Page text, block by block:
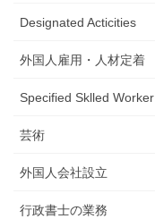
Designated Acticities
外国人雇用・人材定着
Specified Sklled Worker
芸術
外国人会社設立
行政書士の業務